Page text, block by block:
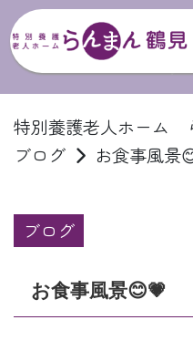
特別養護老人ホーム
ブログ
お食事風景
ブログ
お食事風景😊💗